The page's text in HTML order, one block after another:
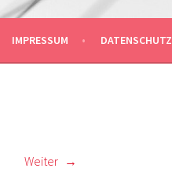
IMPRESSUM DATENSCHUTZ
Weiter